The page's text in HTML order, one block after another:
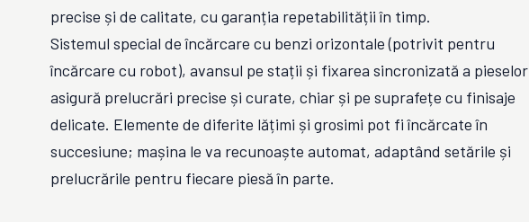
precise și de calitate, cu garanția repetabilității în timp.
Sistemul special de încărcare cu benzi orizontale (potrivit pentru
încărcare cu robot), avansul pe stații și fixarea sincronizată a pieselor
asigură prelucrări precise și curate, chiar și pe suprafețe cu finisaje
delicate. Elemente de diferite lățimi și grosimi pot fi încărcate în
succesiune; mașina le va recunoaște automat, adaptând setările și
prelucrările pentru fiecare piesă în parte.